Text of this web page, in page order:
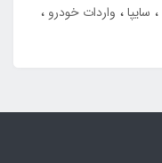
سایپا
واردات خودرو